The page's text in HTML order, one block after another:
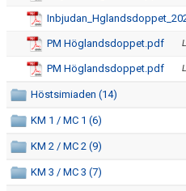
PM Höglandsdoppet.pdf
PM Höglandsdoppet.pdf
Höstsimiaden (14)
KM 1 / MC 1 (6)
KM 2 / MC 2 (9)
KM 3 / MC 3 (7)